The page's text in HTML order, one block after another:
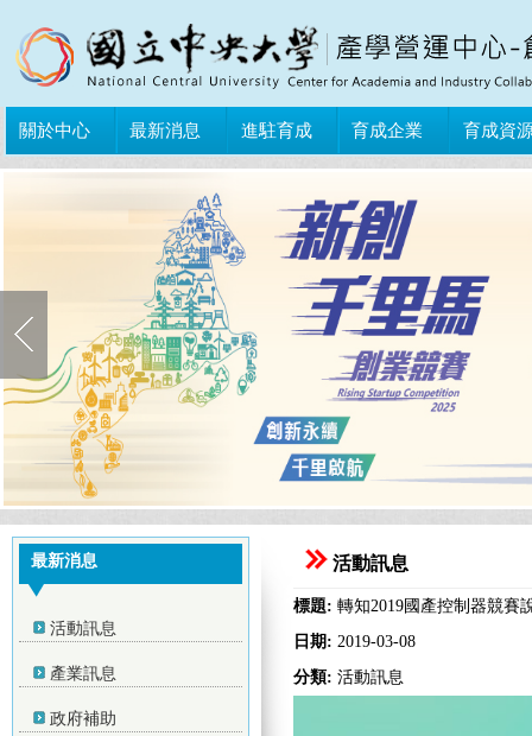
關於中心 最新消息 進駐育成 育成企業 育成資
最新消息
活動訊息
產業訊息
政府補助
活動訊息
標題: 轉知2019國產控制器競賽
日期: 2019-03-08
分類: 活動訊息